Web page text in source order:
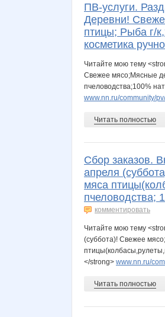
ПВ-услуги.
Деревни!
птицы; Рыба г/
косметика
Читайте мою тему
Свежее мясо;Мясные
пчеловодства;100%
www.nn.ru/community/
Читать полностью
Сбор заказов.
апреля
мяса
пчеловодства;
комментировать
Читайте мою тему
(суббота)! Свежее
</strong> www.nn.ru/
Читать полностью